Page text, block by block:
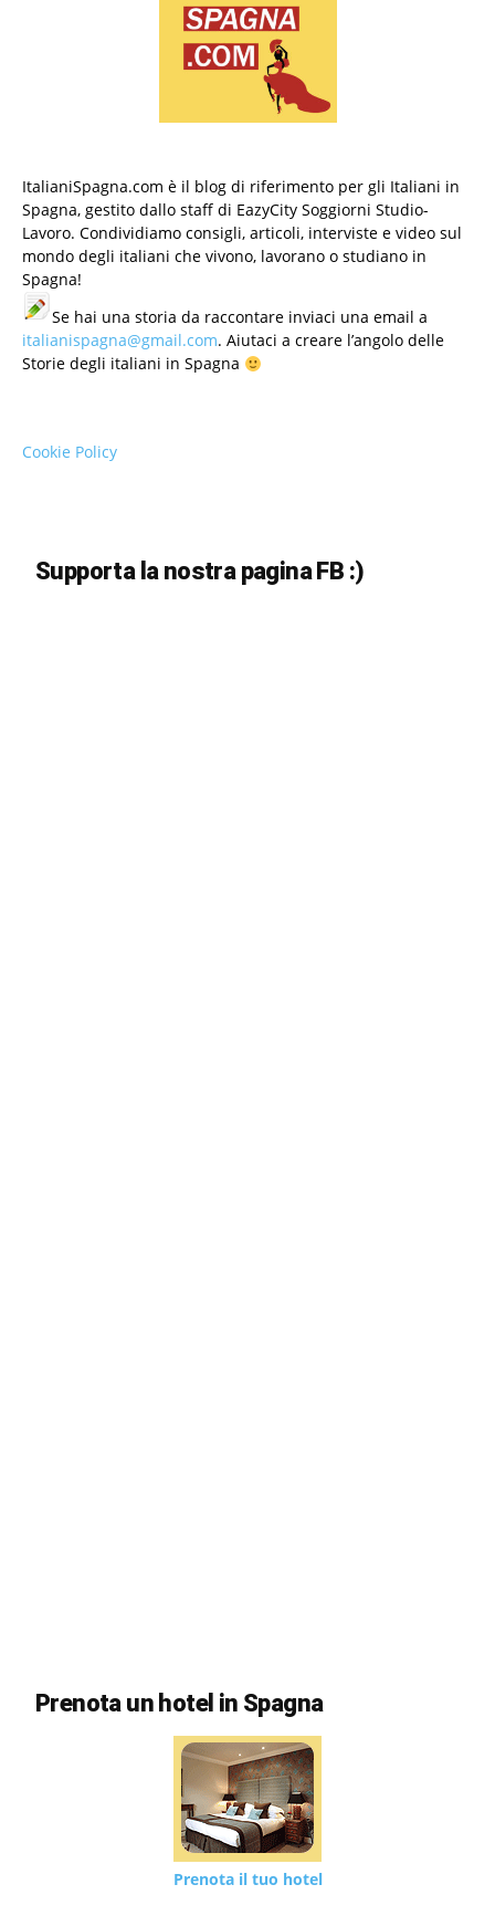
ItalianiSpagna.com è il blog di riferimento per gli Italiani in
Spagna, gestito dallo staff di EazyCity Soggiorni Studio-
Lavoro. Condividiamo consigli, articoli, interviste e video sul
mondo degli italiani che vivono, lavorano o studiano in
Spagna!
Se hai una storia da raccontare inviaci una email a
italianispagna@gmail.com. Aiutaci a creare l’angolo delle
Storie degli italiani in Spagna
Cookie Policy
Supporta la nostra pagina FB :)
Prenota un hotel in Spagna
Prenota il tuo hotel